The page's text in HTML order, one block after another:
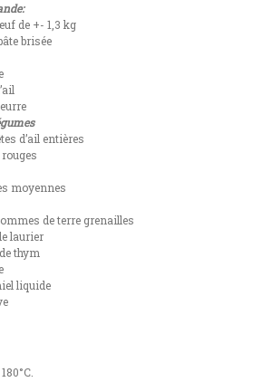
de +- 1,3 kg
brisée
d’ail entières
moyennes
de terre grenailles
laurier
thym
liquide